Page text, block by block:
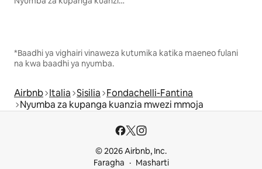
*Baadhi ya vighairi vinaweza kutumika katika maeneo fulani
na kwa baadhi ya nyumba.
Airbnb Italia Sisilia Fondachelli-Fantina
Nyumba za kupanga kuanzia mwezi mmoja
© 2026 Airbnb, Inc.
Faragha
Masharti